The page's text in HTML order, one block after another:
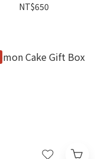
NT$650